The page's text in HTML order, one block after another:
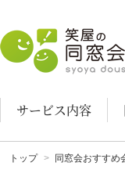
笑屋の同窓会
サービス内容
トップ 同窓会おすすめ